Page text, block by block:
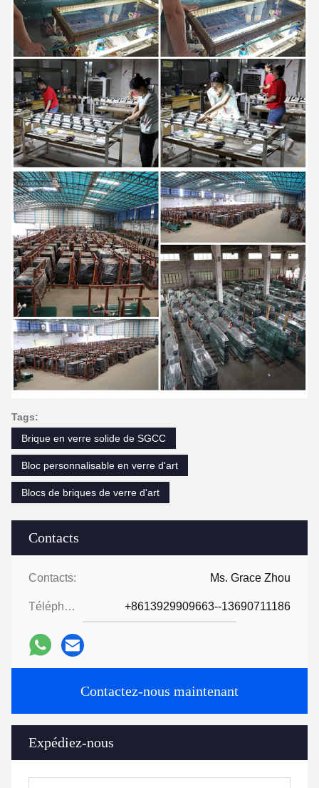
Contacts
Contacts: Ms. Grace Zhou
Téléphone: +8613929909663--13690711186
Contactez-nous maintenant
Expédiez-nous
Tags:
Brique en verre solide de SGCC
Bloc personnalisable en verre d'art
Blocs de briques de verre d'art